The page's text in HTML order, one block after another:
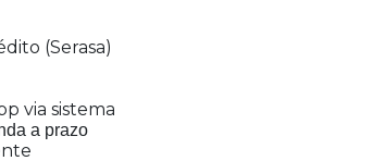
(Serasa)
via sistema
a prazo